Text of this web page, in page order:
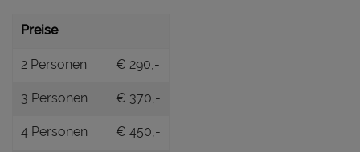
Preise
2 Personen € 290,-
3 Personen € 370,-
4 Personen € 450,-